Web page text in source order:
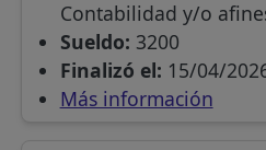
Contabilidad y/o
Sueldo: 3200
Finalizó el: 15/04/
Más información